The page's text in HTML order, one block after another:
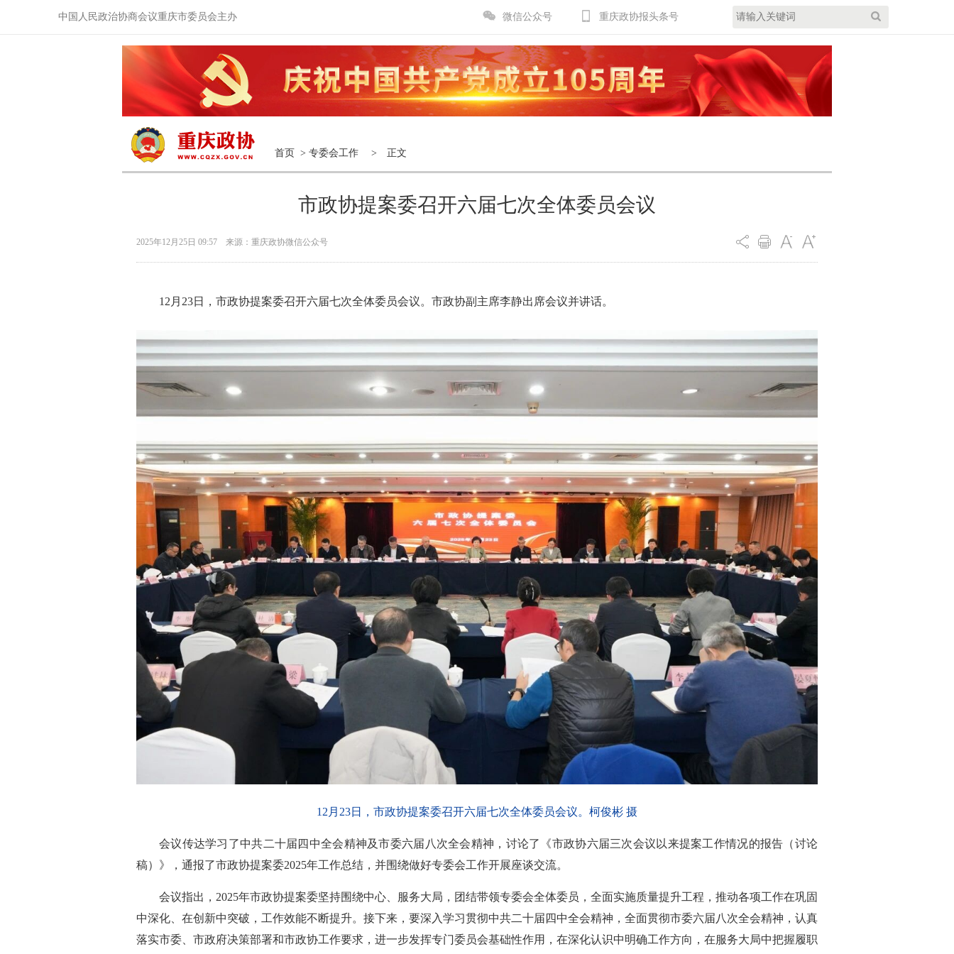
中国人民政治协商会议重庆市委员会主办 微信公众号 重庆政协报头条号
首页 > 专委会工作 > 正文
市政协提案委召开六届七次全体委员会议
2025年12月25日 09:57 来源：重庆政协微信公众号
12月23日，市政协提案委召开六届七次全体委员会议。市政协副主席李静出席会议并讲话。
12月23日，市政协提案委召开六届七次全体委员会议。柯俊彬 摄
会议传达学习了中共二十届四中全会精神及市委六届八次全会精神，讨论了《市政协六届三次会议以来提案工作情况的报告（讨论
稿）》，通报了市政协提案委2025年工作总结，并围绕做好专委会工作开展座谈交流。
会议指出，2025年市政协提案委坚持围绕中心、服务大局，团结带领专委会全体委员，全面实施质量提升工程，推动各项工作在巩固
中深化、在创新中突破，工作效能不断提升。接下来，要深入学习贯彻中共二十届四中全会精神，全面贯彻市委六届八次全会精神，认真
落实市委、市政府决策部署和市政协工作要求，进一步发挥专门委员会基础性作用，在深化认识中明确工作方向，在服务大局中把握履职